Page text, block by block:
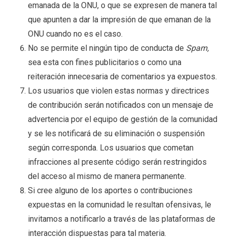
emanada de la ONU, o que se expresen de manera tal
que apunten a dar la impresión de que emanan de la
ONU cuando no es el caso.
No se permite el ningún tipo de conducta de Spam,
sea esta con fines publicitarios o como una
reiteración innecesaria de comentarios ya expuestos.
Los usuarios que violen estas normas y directrices
de contribución serán notificados con un mensaje de
advertencia por el equipo de gestión de la comunidad
y se les notificará de su eliminación o suspensión
según corresponda. Los usuarios que cometan
infracciones al presente código serán restringidos
del acceso al mismo de manera permanente.
Si cree alguno de los aportes o contribuciones
expuestas en la comunidad le resultan ofensivas, le
invitamos a notificarlo a través de las plataformas de
interacción dispuestas para tal materia.